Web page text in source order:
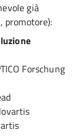
già
promotore):
Forschung